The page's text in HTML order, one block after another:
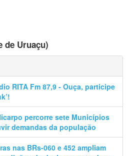
de Uruaçu)
RITA Fm 87,9 - Ouça, participe
percorre sete Municípios
demandas da população
nas BRs-060 e 452 ampliam